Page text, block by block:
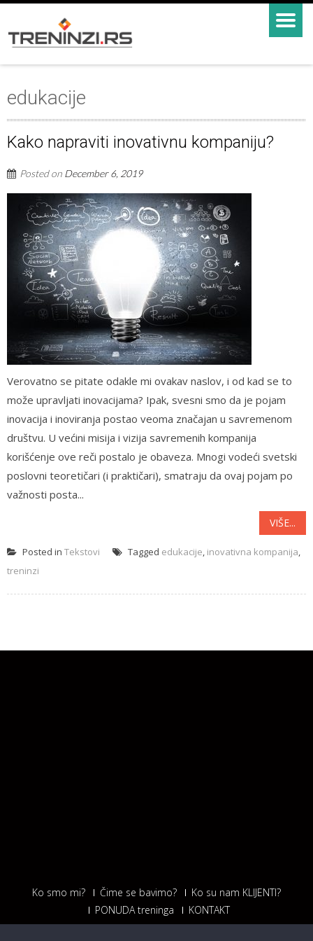
edukacije
Kako napraviti inovativnu kompaniju?
Posted on December 6, 2019
Verovatno se pitate odakle mi ovakav naslov, i od kad se to
može upravljati inovacijama? Ipak, svesni smo da je pojam
inovacija i inoviranja postao veoma značajan u savremenom
društvu. U većini misija i vizija savremenih kompanija
korišćenje ove reči postalo je obaveza. Mnogi vodeći svetski
poslovni teoretičari (i praktičari), smatraju da ovaj pojam po
važnosti posta...
VIŠE...
Posted in Tekstovi Tagged edukacije, inovativna kompanija,
treninzi
Ko smo mi? Čime se bavimo?
Ko su nam KLIJENTI?
PONUDA treninga
KONTAKT